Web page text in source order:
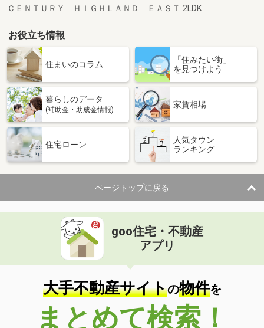
ＣＥＮＴＵＲＹ ＨＩＧＨＬＡＮＤ ＥＡＳＴ 2LDK
お役立ち情報
住まいのコラム
「住みたい街」
を見つけよう
暮らしのデータ
(補助金・助成金情報)
家賃相場
住宅ローン
人気タウン
ランキング
ページトップに戻る
goo住宅・不動産
アプリ
大手不動産サイトの物件を
まとめて検索！